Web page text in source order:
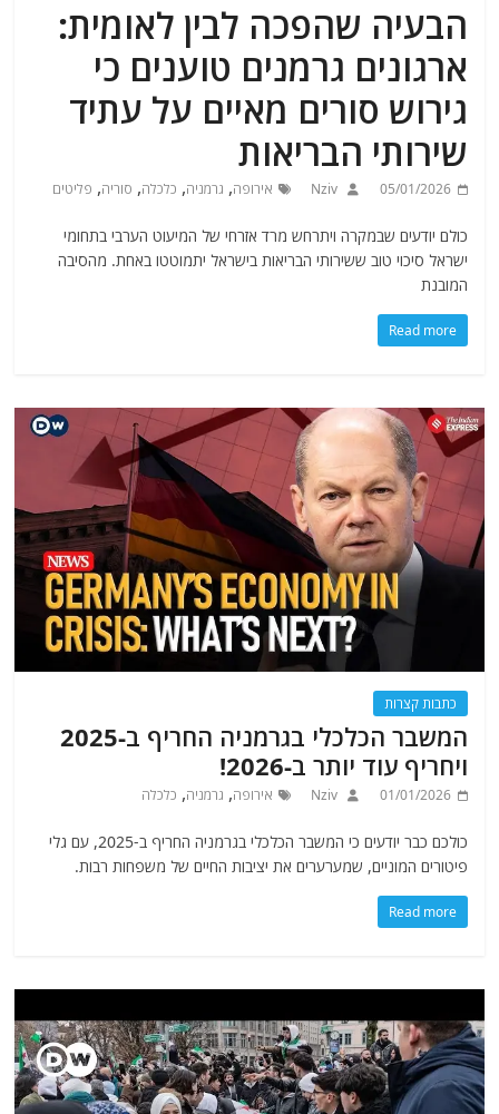
הבעיה שהפכה לבין לאומית:
ארגונים גרמנים טוענים כי
גירוש סורים מאיים על עתיד
שירותי הבריאות
05/01/2026
Nziv אירופה, גרמניה, כלכלה, סוריה, פליטים
כולם יודעים שבמקרה ויתרחש מרד אזרחי של המיעוט הערבי בתחומי
ישראל סיכוי טוב ששירותי הבריאות בישראל יתמוטטו באחת. מהסיבה
המובנת
Read more
כתבות קצרות
המשבר הכלכלי בגרמניה החריף ב-2025
ויחריף עוד יותר ב-2026!
01/01/2026
Nziv אירופה, גרמניה, כלכלה
כולכם כבר יודעים כי המשבר הכלכלי בגרמניה החריף ב-2025, עם גלי
פיטורים המוניים, שמערערים את יציבות החיים של משפחות רבות.
Read more